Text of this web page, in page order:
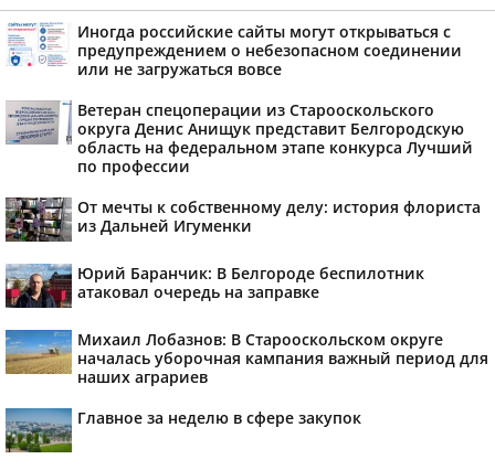
Иногда российские сайты могут открываться с
предупреждением о небезопасном соединении
или не загружаться вовсе
Ветеран спецоперации из Старооскольского
округа Денис Анищук представит Белгородскую
область на федеральном этапе конкурса Лучший
по профессии
От мечты к собственному делу: история флориста
из Дальней Игуменки
Юрий Баранчик: В Белгороде беспилотник
атаковал очередь на заправке
Михаил Лобазнов: В Старооскольском округе
началась уборочная кампания важный период для
наших аграриев
Главное за неделю в сфере закупок